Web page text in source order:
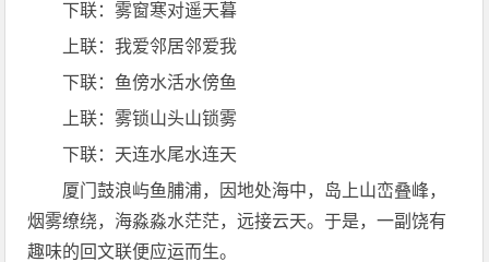
下联：雾窗寒对遥天暮
上联：我爱邻居邻爱我
下联：鱼傍水活水傍鱼
上联：雾锁山头山锁雾
下联：天连水尾水连天
厦门鼓浪屿鱼脯浦，因地处海中，岛上山峦叠峰，
烟雾缭绕，海淼淼水茫茫，远接云天。于是，一副饶有
趣味的回文联便应运而生。